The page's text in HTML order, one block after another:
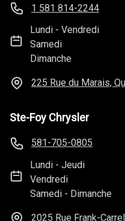
1 581 814-2244
Lundi -Vendredi
Samedi
Dimanche
225 Rue du Marais,
Ste-Foy Chrysler
581-705-0805
Lundi -Jeudi
Vendredi
Samedi - Dimanche
2025 Rue Frank-